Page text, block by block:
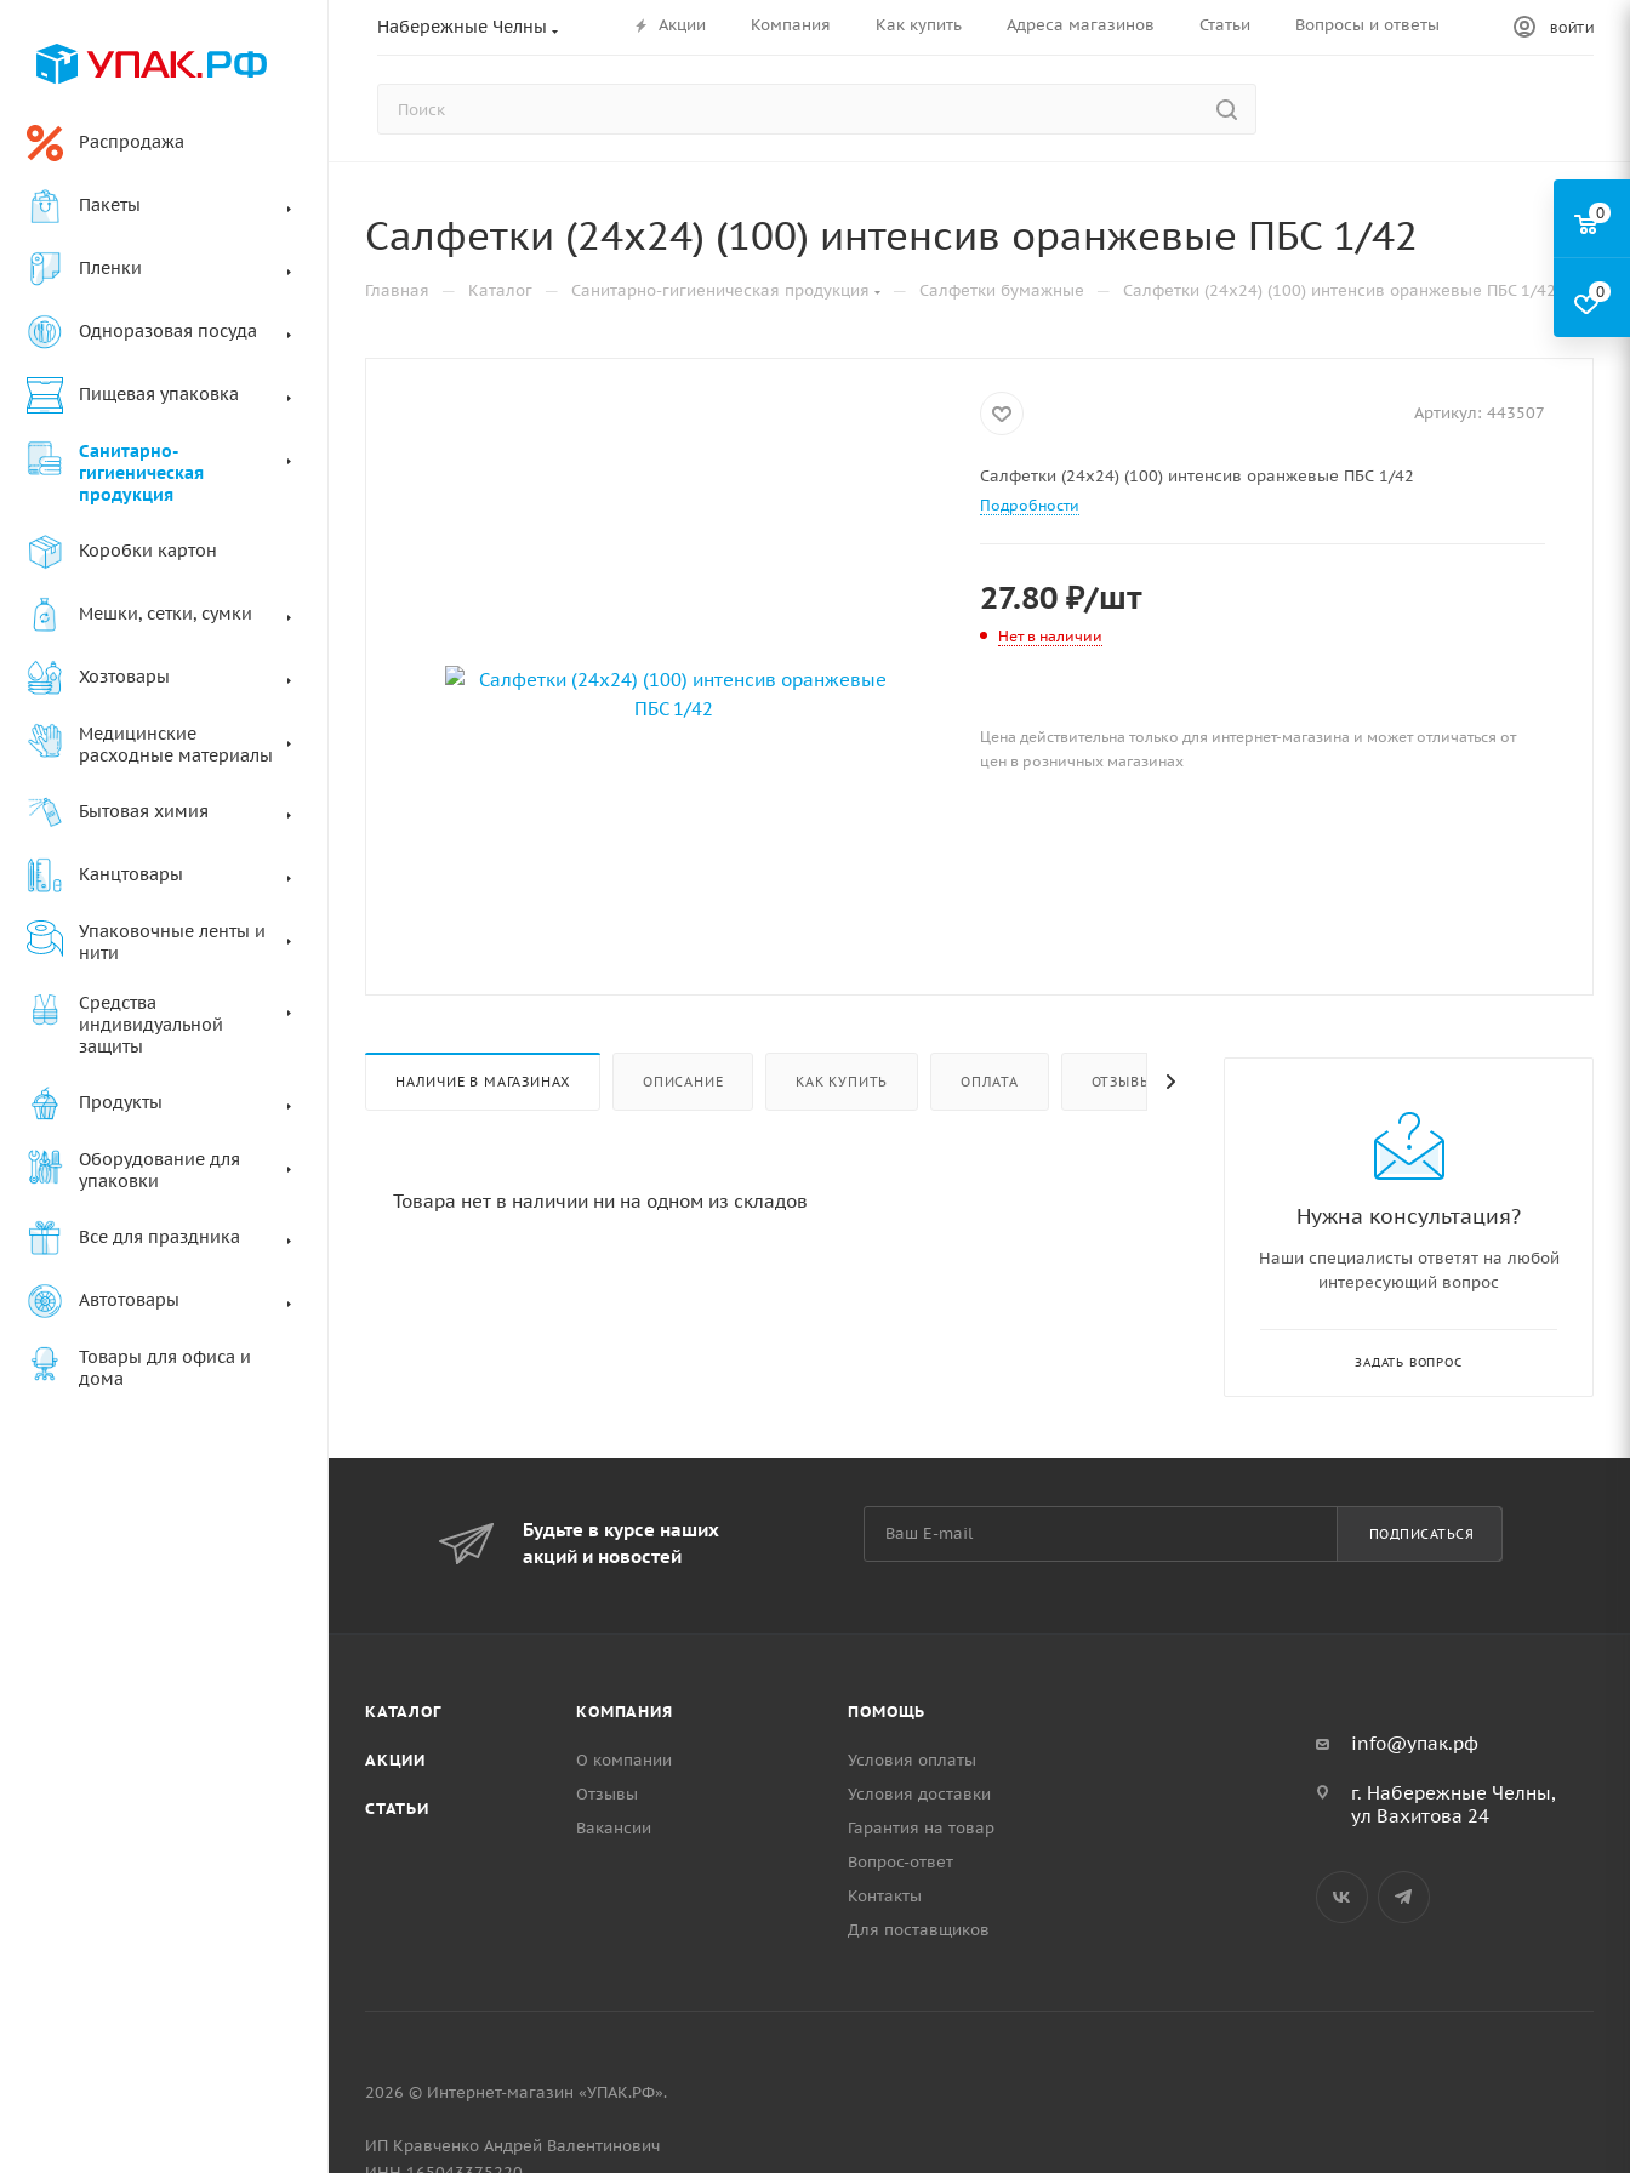
Набережные Челны Акции Компания Как купить Адреса магазинов Статьи Вопросы и ответы ВОЙТИ
Распродажа
Пакеты
Пленки
Одноразовая посуда
Пищевая упаковка
Санитарно-
гигиеническая
продукция
Коробки картон
Мешки, сетки, сумки
Хозтовары
Медицинские
расходные материалы
Бытовая химия
Канцтовары
Упаковочные ленты и
нити
Средства
индивидуальной
защиты
Продукты
Оборудование для
упаковки
Все для праздника
Автотовары
Товары для офиса и
дома
Салфетки (24х24) (100) интенсив оранжевые ПБС 1/42
Главная — Каталог — Санитарно-гигиеническая продукция — Салфетки бумажные — Салфетки (24х24) (100) интенсив оранжевые ПБС 1/42
Артикул: 443507
Салфетки (24х24) (100) интенсив оранжевые ПБС 1/42
Подробности
27.80₽/шт
Нет в наличии
Цена действительна только для интернет-магазина и может отличаться от
цен в розничных магазинах
НАЛИЧИЕ В МАГАЗИНАХ ОПИСАНИЕ КАК КУПИТЬ ОПЛАТА ОТЗЫВЫ
Товара нет в наличии ни на одном из складов
Нужна консультация?
Наши специалисты ответят на любой
интересующий вопрос
ЗАДАТЬ ВОПРОС
Будьте в курсе наших
акций и новостей
ПОДПИСАТЬСЯ
КАТАЛОГ
АКЦИИ
СТАТЬИ
КОМПАНИЯ
О компании
Отзывы
Вакансии
ПОМОЩЬ
Условия оплаты
Условия доставки
Гарантия на товар
Вопрос-ответ
Контакты
Для поставщиков
info@упак.рф
г. Набережные Челны,
ул Вахитова 24
2026 © Интернет-магазин «УПАК.РФ».
ИП Кравченко Андрей Валентинович
0
0